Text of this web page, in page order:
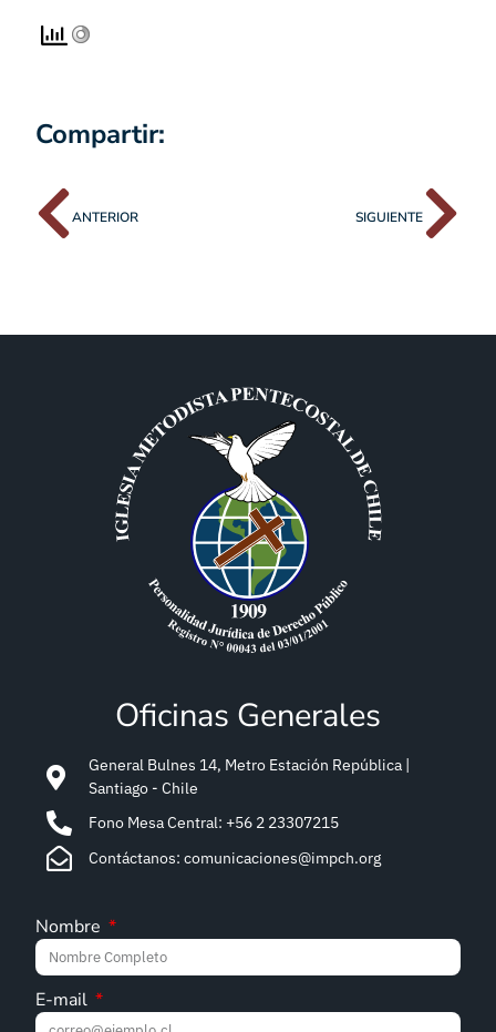
Compartir:
ANTERIOR SIGUIENTE
Oficinas Generales
General Bulnes 14, Metro Estación República |
Santiago - Chile
Fono Mesa Central: +56 2 23307215
Contáctanos: comunicaciones@impch.org
Nombre
E-mail